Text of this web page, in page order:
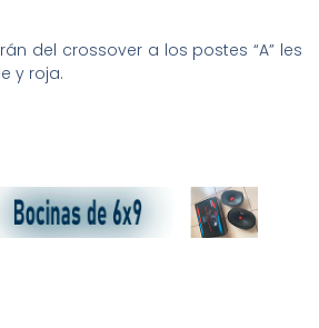
del crossover a los postes “A” les
y roja.